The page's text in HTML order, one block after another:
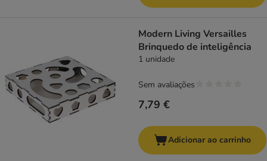
Modern Living Versailles
Brinquedo de inteligência
1 unidade
7,79 €
Sem avaliações
Adicionar ao carrinho